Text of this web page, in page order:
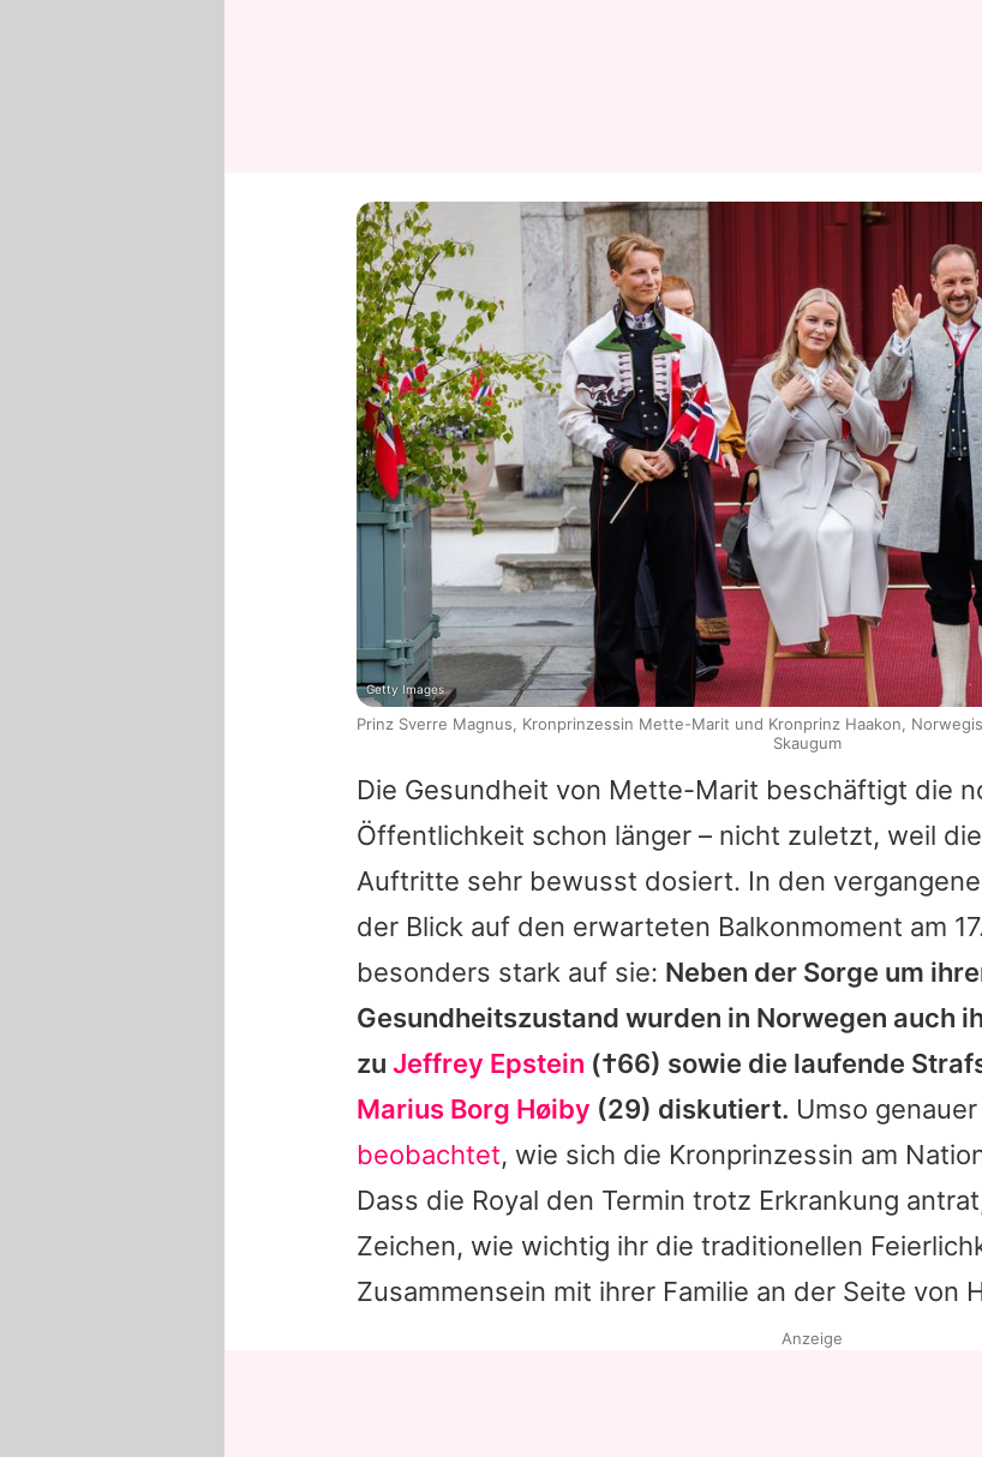
Die Gesundheit von Mette-Marit beschäftigt die
Öffentlichkeit schon länger – nicht zuletzt, weil
Auftritte sehr bewusst dosiert. In den
der Blick auf den erwarteten Balkonmoment am
besonders stark auf sie: Neben der Sorge um
Gesundheitszustand wurden in Norwegen auch
zu Jeffrey Epstein (†66) sowie die laufende
Marius Borg Høiby (29) diskutiert. Umso genauer
beobachtet, wie sich die Kronprinzessin am
Dass die Royal den Termin trotz Erkrankung
Zeichen, wie wichtig ihr die traditionellen
Zusammensein mit ihrer Familie an der Seite von
Getty Images
Prinz Sverre Magnus, Kronprinzessin Mette-Marit und Kronprinz Haakon,
Skaugum
Anzeige